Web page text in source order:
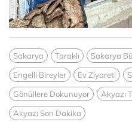
Sakarya Taraklı Sakarya
Engelli Bireyler
Ev Ziyareti
Gönüllere Dokunuyor
Akyazı
Akyazı Son Dakika